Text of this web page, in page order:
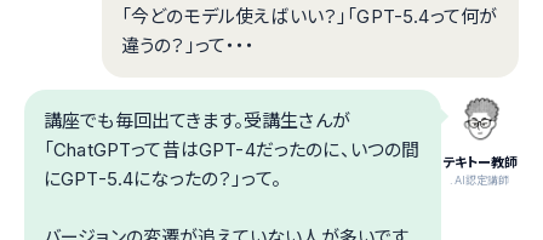
「今どのモデル使えばいい？」「GPT-5.4って何が
違うの？」って・・・
テキトー教師
.AI認定講師
講座でも毎回出てきます。受講生さんが
「ChatGPTって昔はGPT-4だったのに、いつの間
にGPT-5.4になったの？」って。